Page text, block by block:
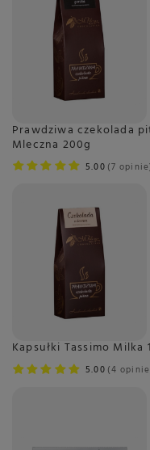
Prawdziwa czekolada
Mleczna 200g
5.00 7 opinie
Kapsułki Tassimo Milka
5.00 4 opinie